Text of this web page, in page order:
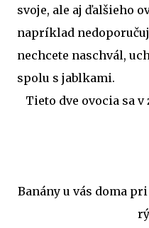
svoje, ale aj ďalšieho
napríklad
nechcete naschvál,
spolu s jablkami.
Tieto dve ovocia sa
Banány u vás doma